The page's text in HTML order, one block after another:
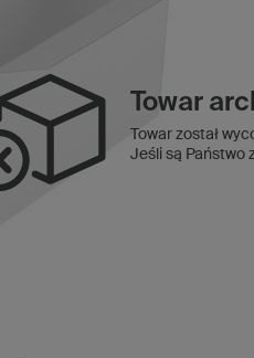
Towar
Towar został
Jeśli są Państwo